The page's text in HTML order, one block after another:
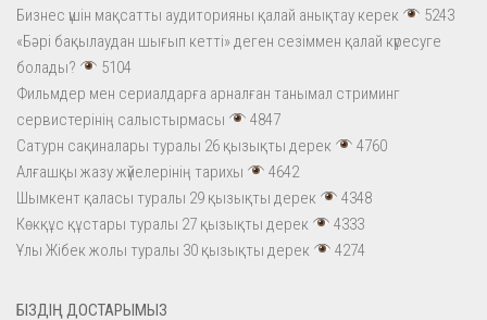
Бизнес үшін мақсатты аудиторияны қалай анықтау керек
5243
«Бәрі бақылаудан шығып кетті» деген сезіммен қалай күресуге
болады?
5104
Фильмдер мен сериалдарға арналған танымал стриминг
сервистерінің салыстырмасы
4847
Сатурн сақиналары туралы 26 қызықты дерек
4760
Алғашқы жазу жүйелерінің тарихы
4642
Шымкент қаласы туралы 29 қызықты дерек
4348
Көкқұс құстары туралы 27 қызықты дерек
4333
Ұлы Жібек жолы туралы 30 қызықты дерек
4274
БІЗДІҢ ДОСТАРЫМЫЗ